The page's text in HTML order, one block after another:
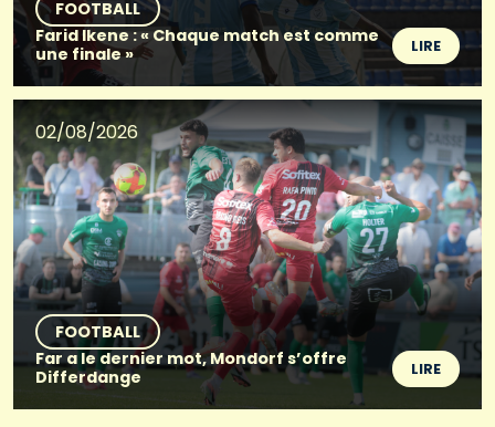
FOOTBALL
Farid Ikene : « Chaque match est comme
une finale »
LIRE
02/08/2026
FOOTBALL
Far a le dernier mot, Mondorf s’offre
Differdange
LIRE